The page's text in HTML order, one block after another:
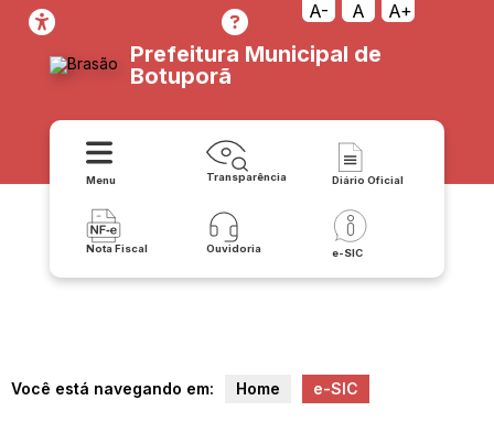
A- A A+
Prefeitura Municipal de
Botuporã
Menu Transparência Diário Oficial
Nota Fiscal Ouvidoria e-SIC
Você está navegando em: Home e-SIC